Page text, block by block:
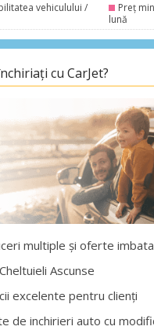
ofertele exclusive ale
noștri
Autentificare cu
vehiculului /
Preț
lună
cu CarJet?
multiple și oferte
Ascunse
excelente pentru clienți
de inchirieri auto cu